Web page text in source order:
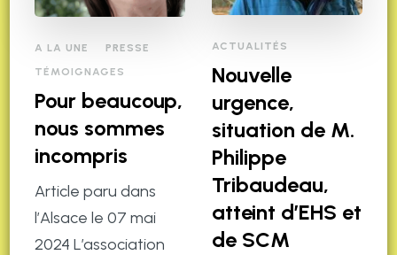
ACTUALITÉS
Nouvelle
urgence,
situation de M.
Philippe
Tribaudeau,
atteint d’EHS et
de SCM
A LA UNE
PRESSE
TÉMOIGNAGES
Pour beaucoup,
nous sommes
incompris
Article paru dans
l’Alsace le 07 mai
2024 L’association